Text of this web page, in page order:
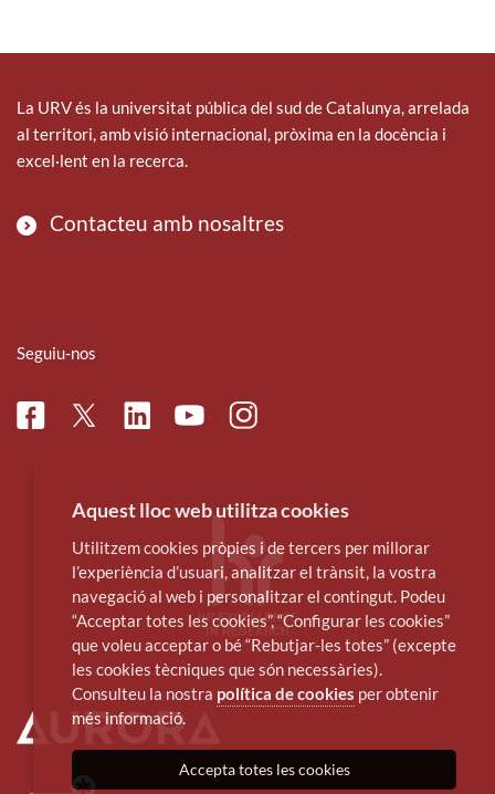
La URV és la universitat pública del sud de Catalunya, arrelada
al territori, amb visió internacional, pròxima en la docència i
excel·lent en la recerca.
Contacteu amb nosaltres
Seguiu-nos
FacebookTwitterLinkedinYoutubeInstagram
Aquest lloc web utilitza cookies
Utilitzem cookies pròpies i de tercers per millorar
l’experiència d’usuari, analitzar el trànsit, la vostra
navegació al web i personalitzar el contingut. Podeu
“Acceptar totes les cookies”, “Configurar les cookies”
que voleu acceptar o bé “Rebutjar-les totes” (excepte
les cookies tècniques que són necessàries).
Consulteu la nostra política de cookies per obtenir
més informació.
Accepta totes les cookies